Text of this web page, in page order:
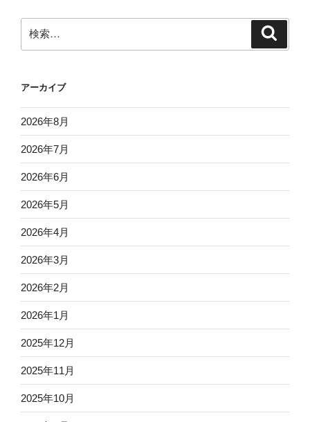
索:
アーカイブ
2026年8月
2026年7月
2026年6月
2026年5月
2026年4月
2026年3月
2026年2月
2026年1月
2025年12月
2025年11月
2025年10月